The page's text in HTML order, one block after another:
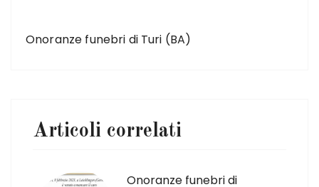
Onoranze funebri di Turi (BA)
Articoli correlati
Onoranze funebri di